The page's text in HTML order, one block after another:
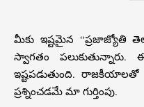
మీకు ఇష్టమైన “ప్రజాజ్యోతి
స్వాగతం
ఇష్టపడుతుంది.
ప్రశ్నించడమే మా గుర్తింపు.